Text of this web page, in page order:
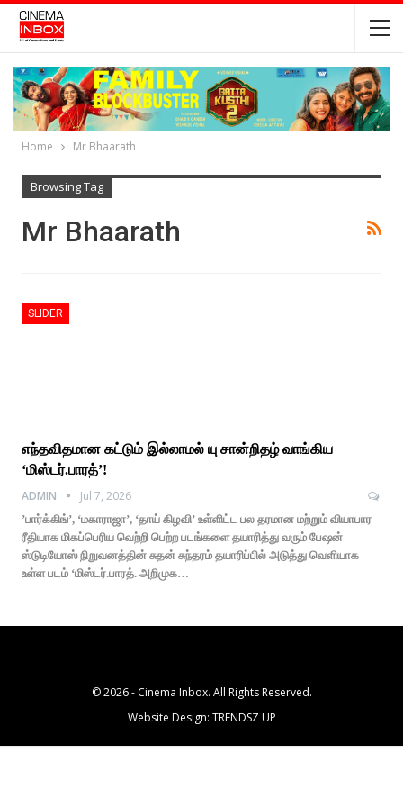
Home Mr Bhaarath
Browsing Tag
Mr Bhaarath
SLIDER
எந்தவிதமான கட்டும் இல்லாமல் யு சான்றிதழ் வாங்கிய
‘மிஸ்டர்.பாரத்’!
ADMIN
Jul 7, 2026
’பார்க்கிங்’, ‘மகாராஜா’, ‘தாய் கிழவி’ உள்ளிட்ட பல தரமான மற்றும் வியாபார
ரீதியாக மிகப்பெரிய வெற்றி பெற்ற படங்களை தயாரித்து வரும் பேஷன்
ஸ்டுடியோஸ் நிறுவனத்தின் சுதன் சுந்தரம் தயாரிப்பில் அடுத்து வெளியாக
உள்ள படம் ‘மிஸ்டர்.பாரத். அறிமுக…
© 2026 - Cinema Inbox. All Rights Reserved.
Website Design: TRENDSZ UP